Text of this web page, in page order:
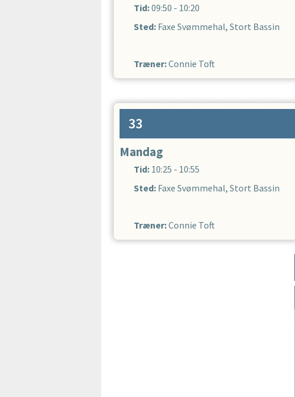
Tid:09:50 - 10:20
Sted: Faxe Svømmehal, Stort Bassin
Træner:Connie Toft
33
Mandag
Tid: 10:25 - 10:55
Sted: Faxe Svømmehal, Stort Bassin
Træner:Connie Toft